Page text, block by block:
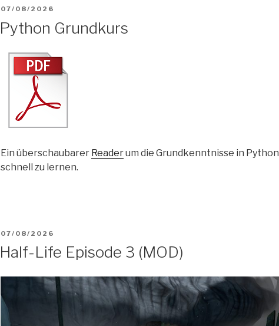
VERÖFFENTLICHT
AM
07/08/2026
Python Grundkurs
Ein überschaubarer Readerum die Grundkenntnisse in Python
schnell zu lernen.
VERÖFFENTLICHT
AM
07/08/2026
Half-Life Episode 3 (MOD)